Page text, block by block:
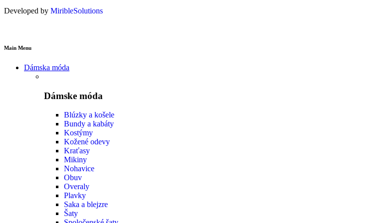
Developed by MiribleSolutions
Main Menu
Dámska móda
Dámske móda
Blúzky a košele
Bundy a kabáty
Kostýmy
Kožené odevy
Kraťasy
Mikiny
Nohavice
Obuv
Overaly
Plavky
Saka a blejzre
Šaty